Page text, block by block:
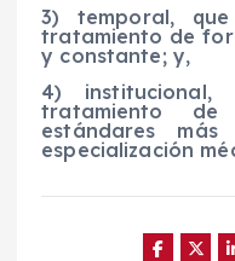
3) temporal,
tratamiento de
y constante; y,
4)
tratamiento
estándares
especialización